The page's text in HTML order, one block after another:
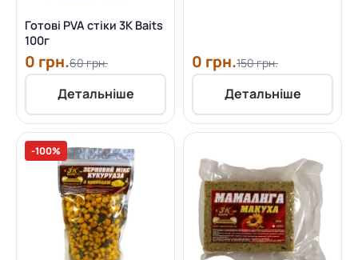
Готові PVA стіки 3K Baits
100г
0 грн.60 грн.
Детальніше
0 грн.150 грн.
Детальніше
-100%